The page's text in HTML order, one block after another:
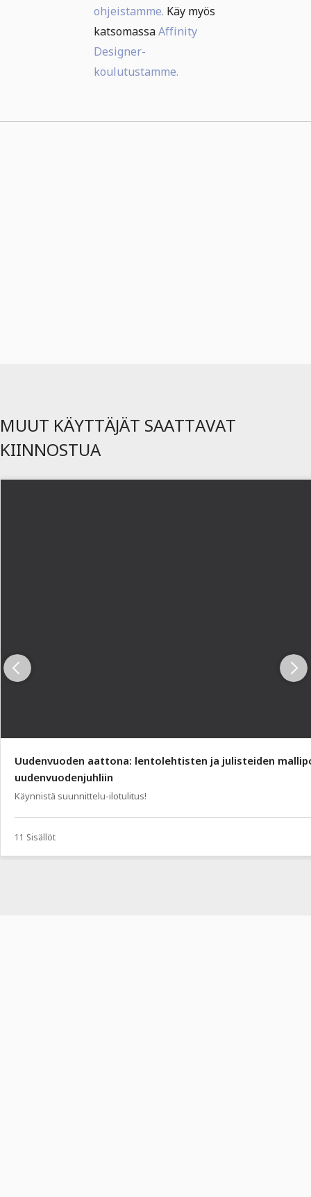
ohjeistamme. Käy myös
katsomassaAffinity
Designer-
koulutustamme.
MUUT KÄYTTÄJÄT SAATTAVAT
KIINNOSTUA
Uudenvuoden aattona: lentolehtisten ja julisteiden
uudenvuodenjuhliin
Käynnistä suunnittelu-ilotulitus!
11 Sisällöt